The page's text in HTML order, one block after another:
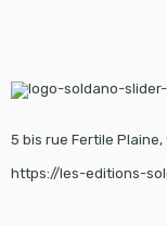
5 bis rue Fertile Plaine,
https://les-editions-